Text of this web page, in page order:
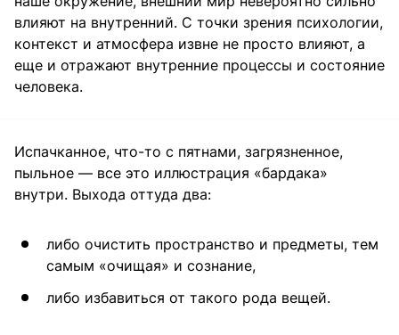
влияют на внутренний. С точки зрения психологии,
контекст и атмосфера извне не просто влияют, а
еще и отражают внутренние процессы и состояние
человека.
Испачканное, что-то с пятнами, загрязненное,
пыльное — все это иллюстрация «бардака»
внутри. Выхода оттуда два:
либо очистить пространство и предметы, тем
самым «очищая» и сознание,
либо избавиться от такого рода вещей.